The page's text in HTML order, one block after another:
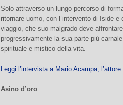
Solo attraverso un lungo percorso di
ritornare uomo, con l’intervento di Iside e
viaggio, che suo malgrado deve
progressivamente la sua parte più
spirituale e mistico della vita.
Leggi l’intervista a Mario Acampa,
Asino d’oro